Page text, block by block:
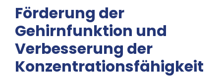
Förderung der
Gehirnfunktion und
Verbesserung der
Konzentrationsfähigkeit